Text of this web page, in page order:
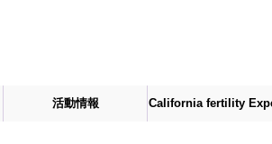
活動情報 California fertility